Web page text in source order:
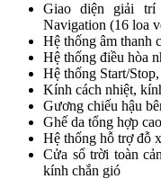
Giao diện giải trí
Navigation (16 loa
Hệ thống âm thanh
Hệ thống điều hòa
Hệ thống Start/
Kính cách nhiệt,
Gương chiếu hậu
Ghế da tổng hợp
Hệ thống hỗ trợ đỗ
Cửa sổ trời toàn
kính chắn gió